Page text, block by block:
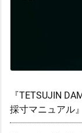
『TETSUJIN
採寸マニュアル